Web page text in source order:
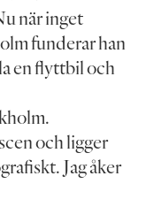
när inget
funderar han
en flyttbil och
och ligger
Jag åker